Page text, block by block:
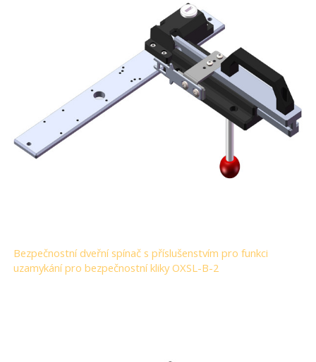
Bezpečnostní dveřní spínač s příslušenstvím pro funkci
uzamykání pro bezpečnostní kliky OXSL-B-2